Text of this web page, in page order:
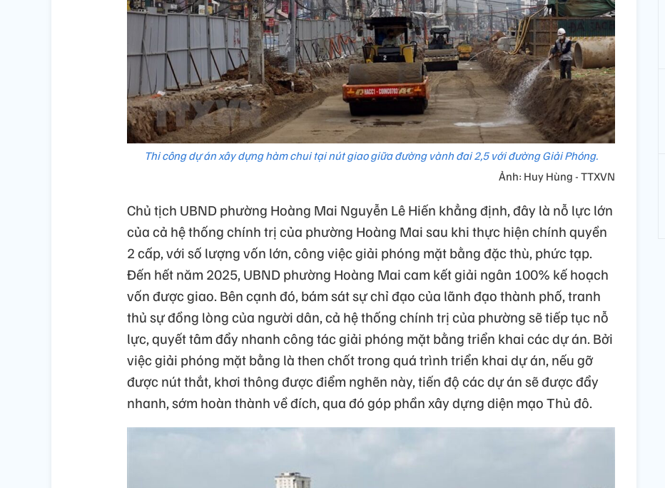
Thi công dự án xây dựng hàm chui tại nút giao giữa đường vành đai 2,5 với đường Giải Phóng.
Ảnh: Huy Hùng - TTXVN
Chủ tịch UBND phường Hoàng Mai Nguyễn Lê Hiến khẳng định, đây là nỗ lực lớn
của cả hệ thống chính trị của phường Hoàng Mai sau khi thực hiện chính quyền
2 cấp, với số lượng vốn lớn, công việc giải phóng mặt bằng đặc thù, phức tạp.
Đến hết năm 2025, UBND phường Hoàng Mai cam kết giải ngân 100% kế hoạch
vốn được giao. Bên cạnh đó, bám sát sự chỉ đạo của lãnh đạo thành phố, tranh
thủ sự đồng lòng của người dân, cả hệ thống chính trị của phường sẽ tiếp tục nỗ
lực, quyết tâm đẩy nhanh công tác giải phóng mặt bằng triển khai các dự án. Bởi
việc giải phóng mặt bằng là then chốt trong quá trình triển khai dự án, nếu gỡ
được nút thắt, khơi thông được điểm nghẽn này, tiến độ các dự án sẽ được đẩy
nhanh, sớm hoàn thành về đích, qua đó góp phần xây dựng diện mạo Thủ đô.